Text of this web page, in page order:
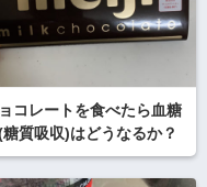
コレートを食べたら血糖
質吸収)はどうなるか？